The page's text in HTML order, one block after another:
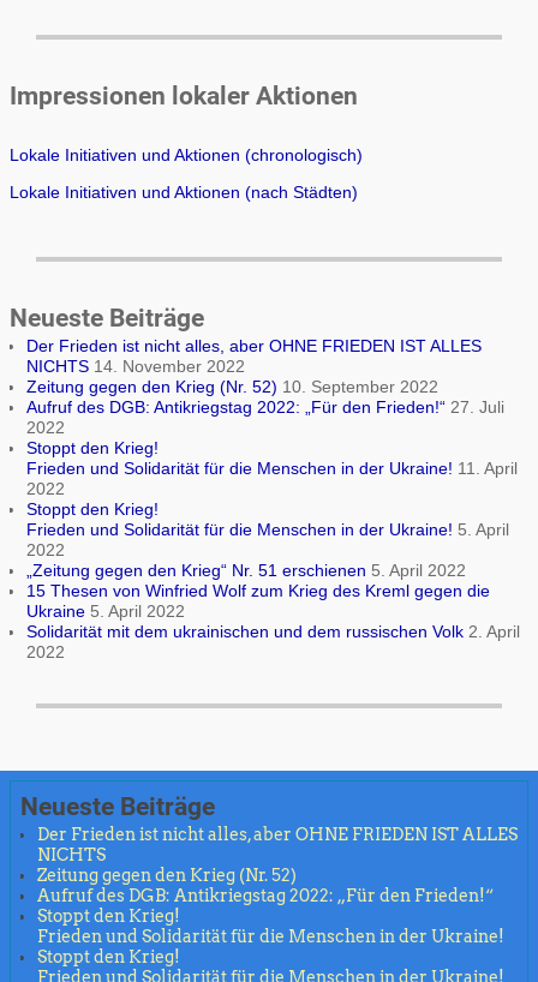
Impressionen lokaler Aktionen
Lokale Initiativen und Aktionen (chronologisch)
Lokale Initiativen und Aktionen (nach Städten)
Neueste Beiträge
Der Frieden ist nicht alles, aber OHNE FRIEDEN IST ALLES
NICHTS 14. November 2022
Zeitung gegen den Krieg (Nr. 52) 10. September 2022
Aufruf des DGB: Antikriegstag 2022: „Für den Frieden!“ 27. Juli
2022
Stoppt den Krieg!
Frieden und Solidarität für die Menschen in der Ukraine! 11. April
2022
Stoppt den Krieg!
Frieden und Solidarität für die Menschen in der Ukraine! 5. April
2022
„Zeitung gegen den Krieg“ Nr. 51 erschienen 5. April 2022
15 Thesen von Winfried Wolf zum Krieg des Kreml gegen die
Ukraine 5. April 2022
Solidarität mit dem ukrainischen und dem russischen Volk 2. April
2022
Neueste Beiträge
Der Frieden ist nicht alles, aber OHNE FRIEDEN IST ALLES
NICHTS
Zeitung gegen den Krieg (Nr. 52)
Aufruf des DGB: Antikriegstag 2022: „Für den Frieden!“
Stoppt den Krieg!
Frieden und Solidarität für die Menschen in der Ukraine!
Stoppt den Krieg!
Frieden und Solidarität für die Menschen in der Ukraine!